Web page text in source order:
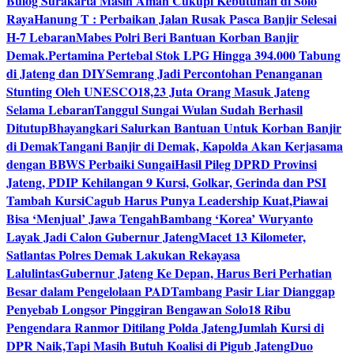
RayaHanung T : Perbaikan Jalan Rusak Pasca Banjir Selesai
H-7 LebaranMabes Polri Beri Bantuan Korban Banjir
Demak.Pertamina Pertebal Stok LPG Hingga 394.000 Tabung
di Jateng dan DIYSemrang Jadi Percontohan Penanganan
Stunting Oleh UNESCO18,23 Juta Orang Masuk Jateng
Selama LebaranTanggul Sungai Wulan Sudah Berhasil
DitutupBhayangkari Salurkan Bantuan Untuk Korban Banjir
di DemakTangani Banjir di Demak, Kapolda Akan Kerjasama
dengan BBWS Perbaiki SungaiHasil Pileg DPRD Provinsi
Jateng, PDIP Kehilangan 9 Kursi, Golkar, Gerinda dan PSI
Tambah KursiCagub Harus Punya Leadership Kuat,Piawai
Bisa ‘Menjual’ Jawa TengahBambang ‘Korea’ Wuryanto
Layak Jadi Calon Gubernur JatengMacet 13 Kilometer,
Satlantas Polres Demak Lakukan Rekayasa
LalulintasGubernur Jateng Ke Depan, Harus Beri Perhatian
Besar dalam Pengelolaan PADTambang Pasir Liar Dianggap
Penyebab Longsor Pinggiran Bengawan Solo18 Ribu
Pengendara Ranmor Ditilang Polda JatengJumlah Kursi di
DPR Naik,Tapi Masih Butuh Koalisi di Pigub JatengDuo